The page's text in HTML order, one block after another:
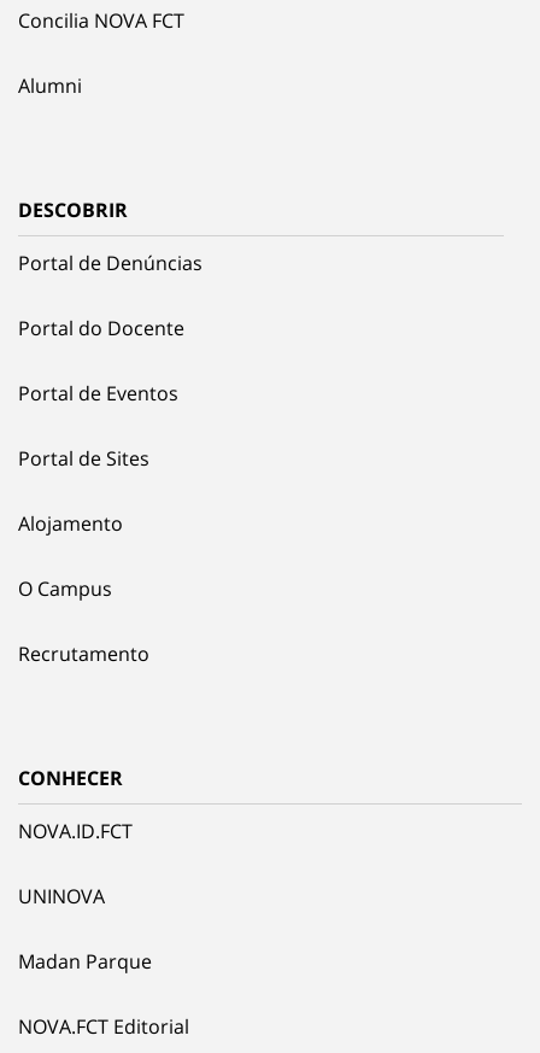
Concilia NOVA FCT
Alumni
DESCOBRIR
Portal de Denúncias
Portal do Docente
Portal de Eventos
Portal de Sites
Alojamento
O Campus
Recrutamento
CONHECER
NOVA.ID.FCT
UNINOVA
Madan Parque
NOVA.FCT Editorial